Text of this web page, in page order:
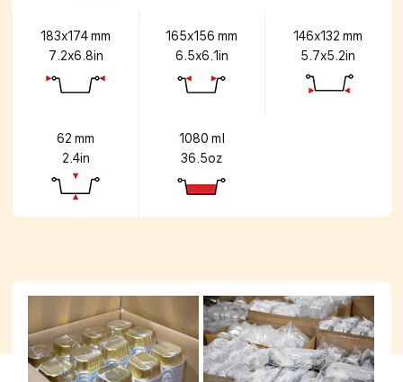
183x174 mm
7.2x6.8in
165x156 mm
6.5x6.1in
146x132 mm
5.7x5.2in
62 mm
2.4in
1080 ml
36.5oz